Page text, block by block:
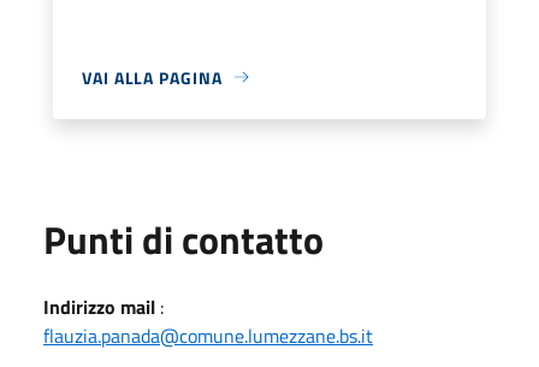
VAI ALLA PAGINA
Punti di contatto
Indirizzo mail :
flauzia.panada@comune.lumezzane.bs.it